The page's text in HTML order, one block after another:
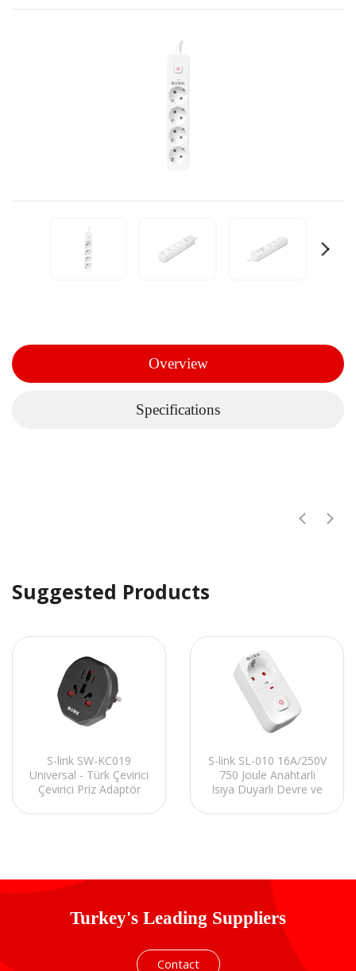
Overview
Specifications
Suggested Products
S-link SW-KC019
Universal - Türk Çevirici
Çevirici Priz Adaptör
S-link SL-010 16A/250V
750 Joule Anahtarlı
Isıya Duyarlı Devre ve
Priz
Turkey's Leading Suppliers
Contact